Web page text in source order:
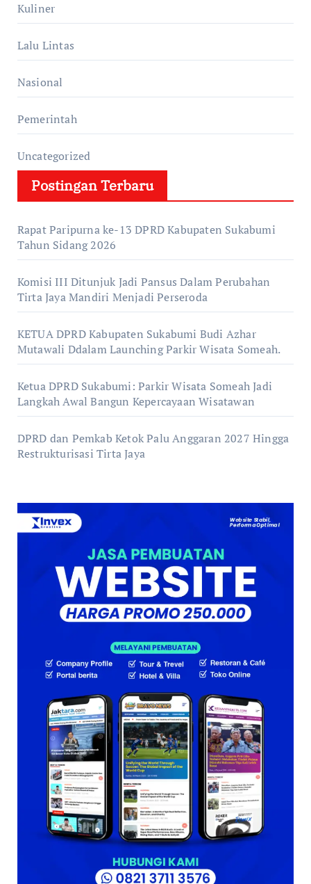
Kuliner
Lalu Lintas
Nasional
Pemerintah
Uncategorized
Postingan Terbaru
Rapat Paripurna ke-13 DPRD Kabupaten Sukabumi
Tahun Sidang 2026
Komisi III Ditunjuk Jadi Pansus Dalam Perubahan
Tirta Jaya Mandiri Menjadi Perseroda
KETUA DPRD Kabupaten Sukabumi Budi Azhar
Mutawali Ddalam Launching Parkir Wisata Someah.
Ketua DPRD Sukabumi: Parkir Wisata Someah Jadi
Langkah Awal Bangun Kepercayaan Wisatawan
DPRD dan Pemkab Ketok Palu Anggaran 2027 Hingga
Restrukturisasi Tirta Jaya